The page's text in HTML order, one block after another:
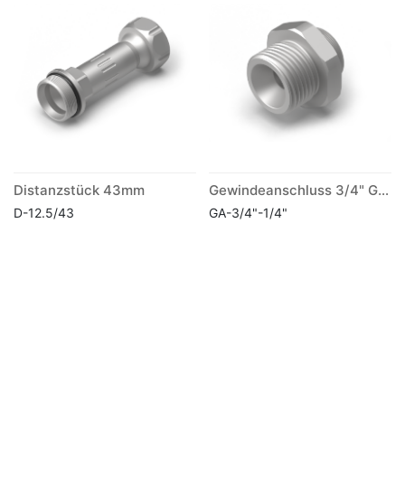
Distanzstück 43mm
D-12.5/43
Gewindeanschluss 3/4" G mit Reduktion auf 1/4" System
GA-3/4"-1/4"